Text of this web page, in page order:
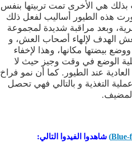
هي الأخرى تمت تربيتها بنفس
هذه الطيور أساليب لفعل ذلك
، وبعد مراقبة شديدة لمجموعة
الهدف لإلهاء أصحاب العش، و
بيضتها مكانها، وهذا لإخفاء
الوضع في وقت وجيز حيث لا
عند الطيور. كما أن نمو فراخ
التغذية و بالتالي فهي تحصل
شاهدوا الفيدوا التالي: